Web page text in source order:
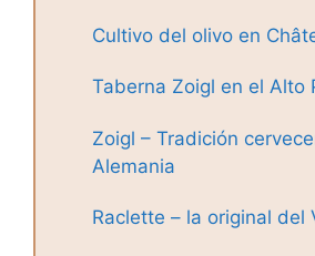
Cultivo del olivo en
Taberna Zoigl en el Alto
Zoigl – Tradición
Alemania
Raclette – la original del